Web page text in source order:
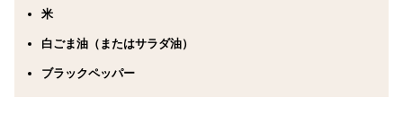
米
白ごま油（またはサラダ油）
ブラックペッパー